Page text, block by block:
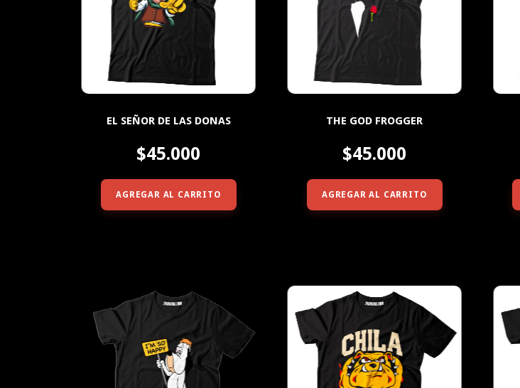
EL SEÑOR DE LAS DONAS
$45.000
AGREGAR AL CARRITO
THE GOD FROGGER
$45.000
AGREGAR AL CARRITO